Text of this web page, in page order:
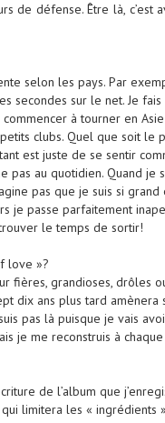
de défense. Être là, c’est
selon les pays. Par
secondes sur le net. Je
commencer à tourner en
clubs. Quel que soit le
est juste de se sentir
pas au quotidien. Quand je
pas que je suis si
je passe parfaitement
le temps de sortir!
love »?
fières, grandioses, drôles
dix ans plus tard
pas là puisque je vais
je me reconstruis à chaque
de l’album que
limitera les « ingrédients